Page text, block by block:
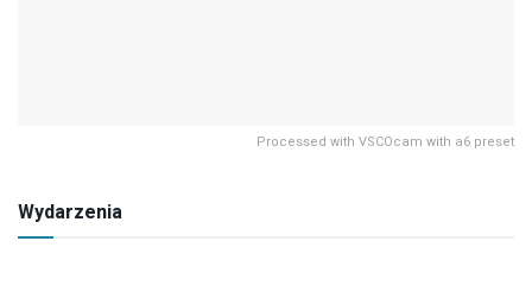
Processed with VSCOcam with a6 preset
Wydarzenia